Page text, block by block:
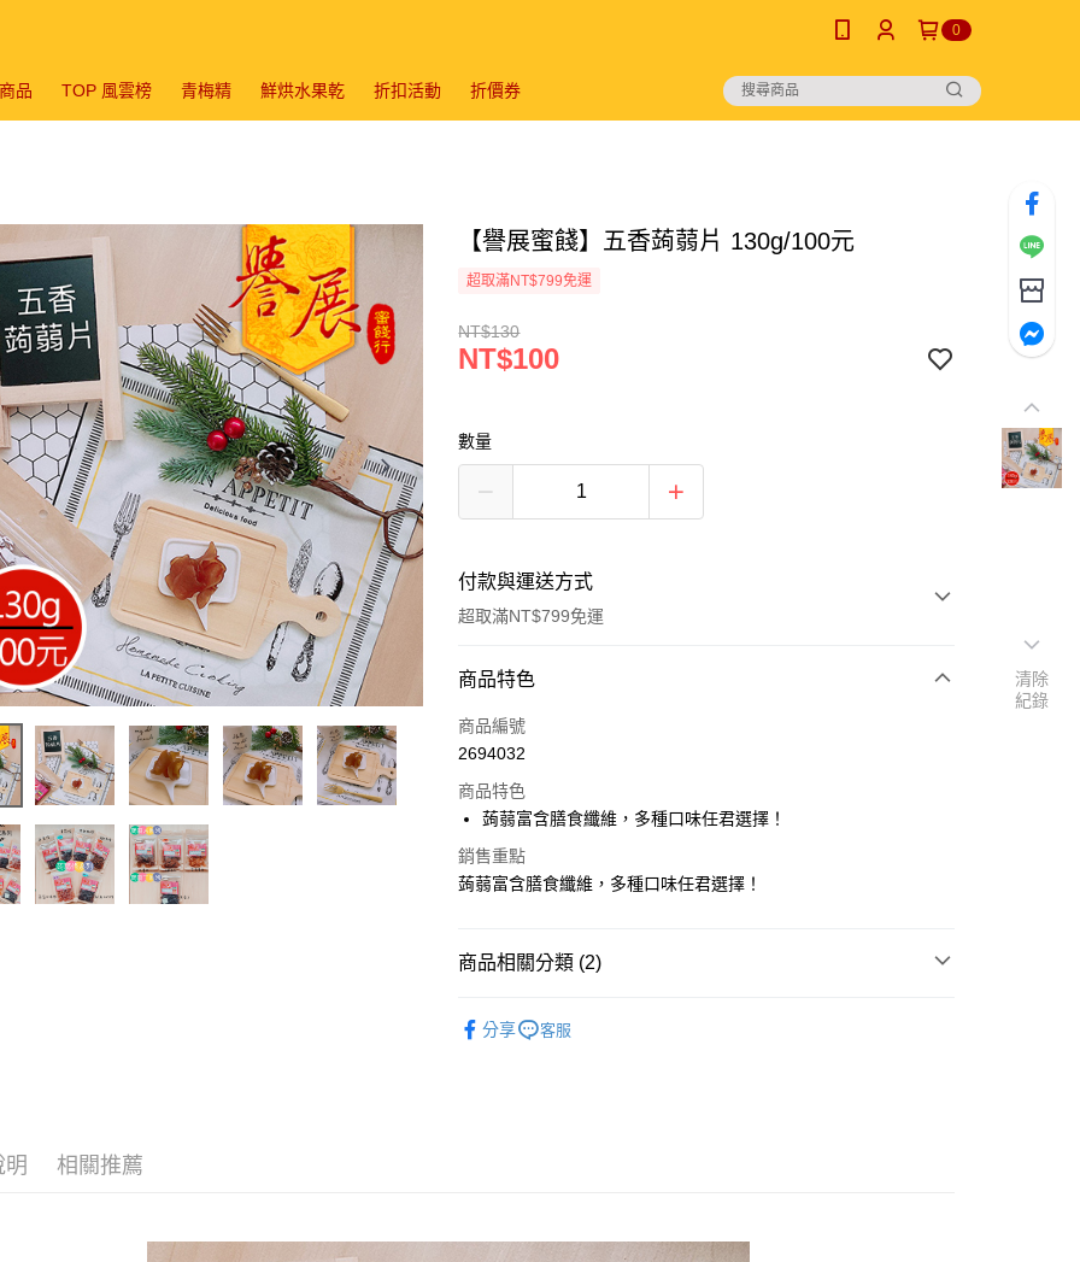
0
品 TOP 風雲榜 青梅精 鮮烘水果乾 折扣活動 折價券
【譽展蜜餞】五香蒟蒻片 130g/100元
超取滿NT$799免運
NT$130
NT$100
數量
付款與運送方式
超取滿NT$799免運
付款方式
信用卡一次付款
LINE Pay
Apple Pay
全盈+PAY
商品特色
商品編號
2694032
商品特色
蒟蒻富含膳食纖維，多種口味任君選擇！
銷售重點
蒟蒻富含膳食纖維，多種口味任君選擇！
商品相關分類 (2)
分享 客服
明 相關推薦
清除
紀錄